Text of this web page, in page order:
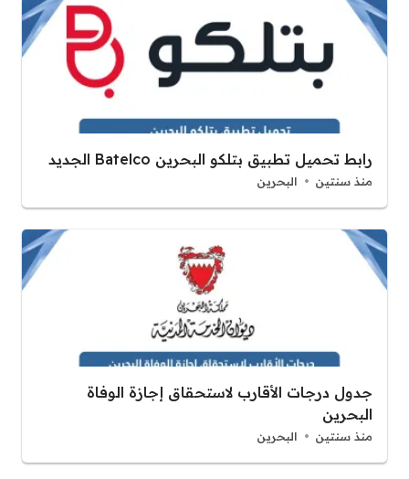
رابط تحميل تطبيق بتلكو البحرين Batelco الجديد
منذ سنتين البحرين
جدول درجات الأقارب لاستحقاق إجازة الوفاة
البحرين
منذ سنتين البحرين